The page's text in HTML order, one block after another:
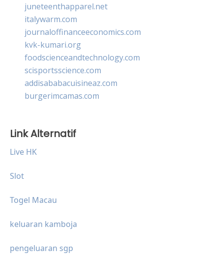
juneteenthapparel.net
italywarm.com
journaloffinanceeconomics.com
kvk-kumari.org
foodscienceandtechnology.com
scisportsscience.com
addisababacuisineaz.com
burgerimcamas.com
Link Alternatif
Live HK
Slot
Togel Macau
keluaran kamboja
pengeluaran sgp